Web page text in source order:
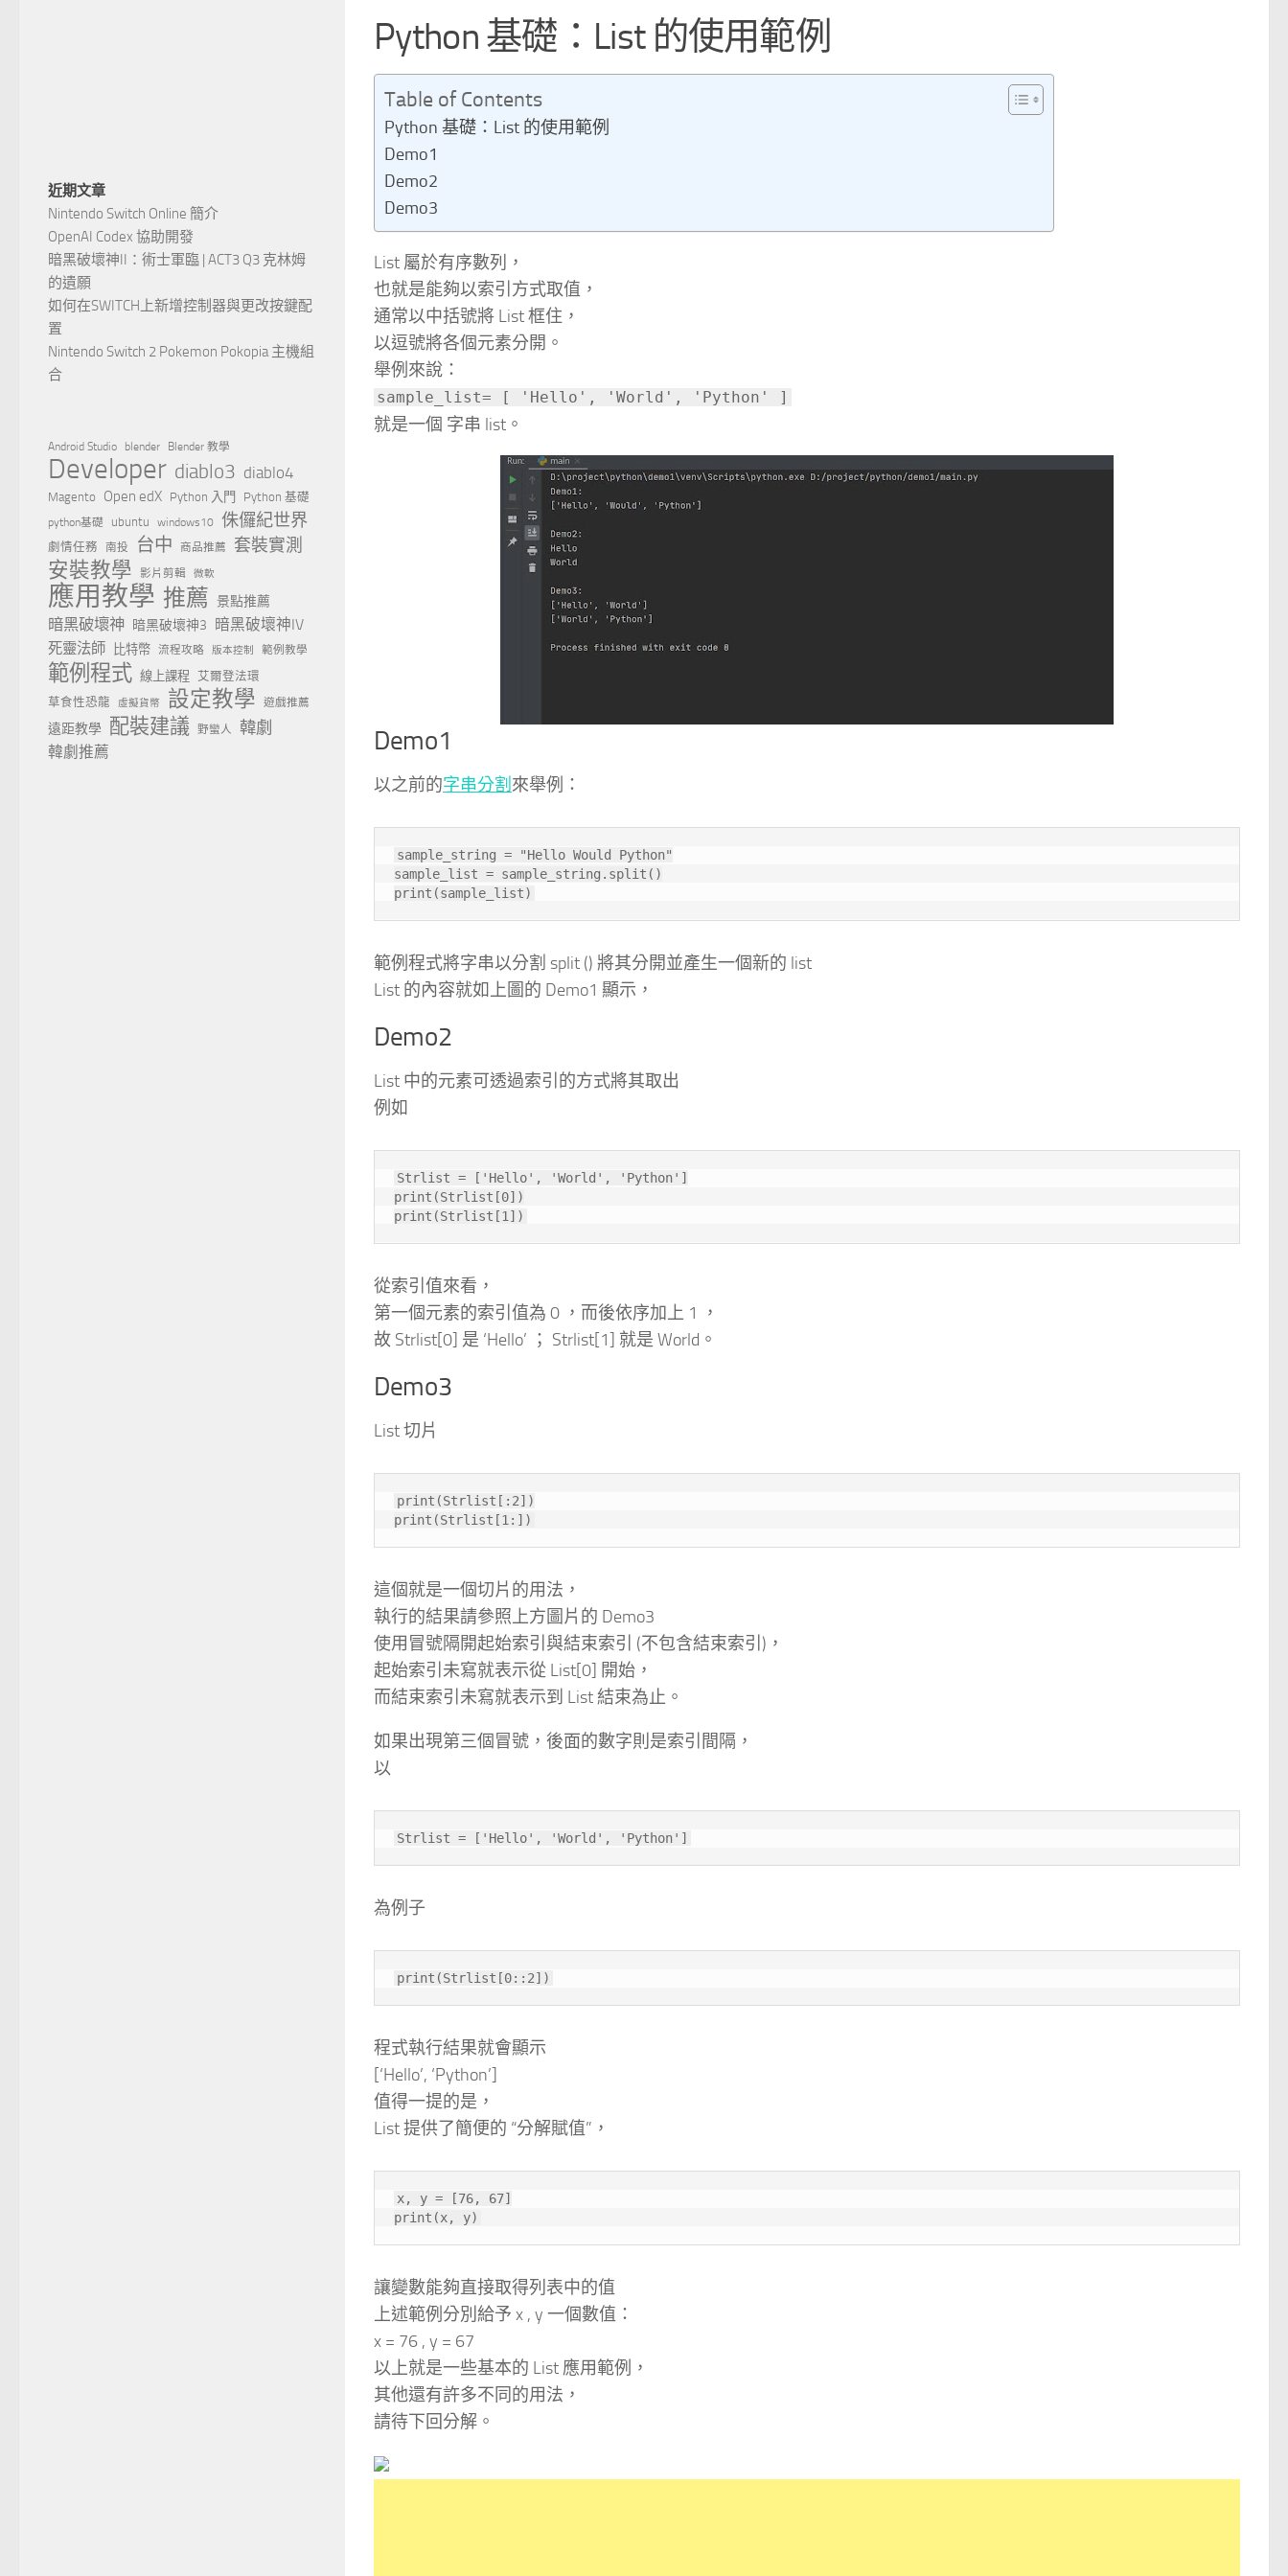
Python 基礎：List 的使用範例
Table of Contents
Python 基礎：List 的使用範例
Demo1
Demo2
Demo3
List 屬於有序數列，
也就是能夠以索引方式取值，
通常以中括號將 List 框住，
以逗號將各個元素分開。
舉例來說：
sample_list= [ 'Hello', 'World', 'Python' ]
就是一個 字串 list。
Demo1
以之前的字串分割 來舉例：
sample_string = "Hello Would Python"
sample_list = sample_string.split()
print(sample_list)
範例程式將字串以分割 split () 將其分開並產生一個新的 list
List 的內容就如上圖的 Demo1 顯示，
Demo2
List 中的元素可透過索引的方式將其取出
例如
Strlist = ['Hello', 'World', 'Python']
print(Strlist[0])
print(Strlist[1])
從索引值來看，
第一個元素的索引值為 0 ，而後依序加上 1 ，
故 Strlist[0] 是 ‘Hello’ ； Strlist[1] 就是 World。
Demo3
List 切片
print(Strlist[:2])
print(Strlist[1:])
這個就是一個切片的用法，
執行的結果請參照上方圖片的 Demo3
使用冒號隔開起始索引與結束索引 (不包含結束索引)，
起始索引未寫就表示從 List[0] 開始，
而結束索引未寫就表示到 List 結束為止。
如果出現第三個冒號，後面的數字則是索引間隔，
以
Strlist = ['Hello', 'World', 'Python']
為例子
print(Strlist[0::2])
程式執行結果就會顯示
[‘Hello’, ‘Python’]
值得一提的是，
List 提供了簡便的 “分解賦值”，
x, y = [76, 67]
print(x, y)
讓變數能夠直接取得列表中的值
上述範例分別給予 x , y 一個數值：
x = 76 , y = 67
以上就是一些基本的 List 應用範例，
其他還有許多不同的用法，
請待下回分解。
近期文章
Nintendo Switch Online 簡介
OpenAI Codex 協助開發
暗黑破壞神II：術士軍臨 | ACT3 Q3 克林姆
的遺願
如何在SWITCH上新增控制器與更改按鍵配
置
Nintendo Switch 2 Pokemon Pokopia 主機組
合
Android Studio blender Blender 教學
Developer diablo3 diablo4
Magento Open edX Python 入門 Python 基礎
python基礎 ubuntu windows10 侏儸紀世界
劇情任務 南投 台中 商品推薦 套裝實測
安裝教學 影片剪輯 微軟
應用教學 推薦 景點推薦
暗黑破壞神 暗黑破壞神3 暗黑破壞神IV
死靈法師 比特幣 流程攻略 版本控制 範例教學
範例程式 線上課程
艾爾登法環
草食性恐龍
虛擬貨幣 設定教學 遊戲推薦
遠距教學 配裝建議 野蠻人 韓劇
韓劇推薦